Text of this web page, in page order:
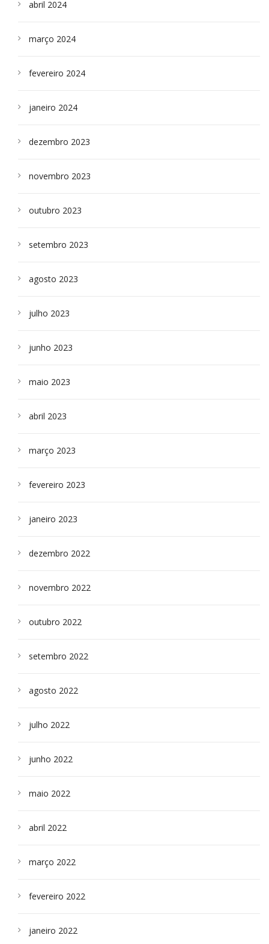
abril 2024
março 2024
fevereiro 2024
janeiro 2024
dezembro 2023
novembro 2023
outubro 2023
setembro 2023
agosto 2023
julho 2023
junho 2023
maio 2023
abril 2023
março 2023
fevereiro 2023
janeiro 2023
dezembro 2022
novembro 2022
outubro 2022
setembro 2022
agosto 2022
julho 2022
junho 2022
maio 2022
abril 2022
março 2022
fevereiro 2022
janeiro 2022